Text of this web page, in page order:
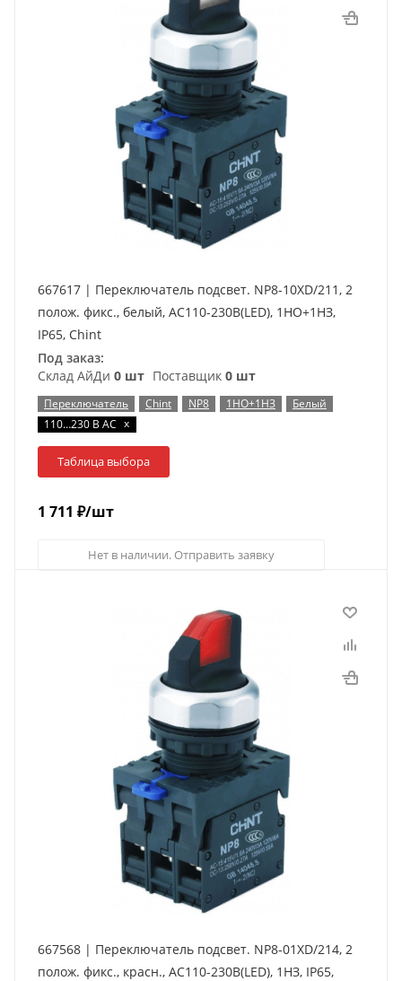
667617 | Переключатель подсвет. NP8-10XD/211, 2
полож. фикс., белый, AC110-230В(LED), 1НО+1НЗ,
IP65, Chint
Под заказ:
Склад АйДи 0 шт Поставщик 0 шт
Переключатель Chint NP8 1НО+1НЗ
Белый
110…230 В AC x
Таблица выбора
1 711 ₽/шт
Нет в наличии. Отправить заявку
667568 | Переключатель подсвет. NP8-01XD/214, 2
полож. фикс., красн., AC110-230В(LED), 1НЗ, IP65,